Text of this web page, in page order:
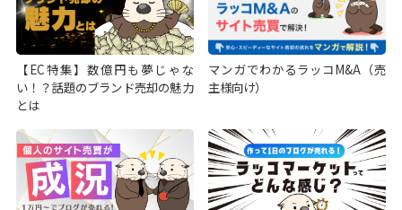
【EC特集】数億円も夢じゃな
い！？話題のブランド売却の魅力
とは
マンガでわかるラッコM&A（売
主様向け）